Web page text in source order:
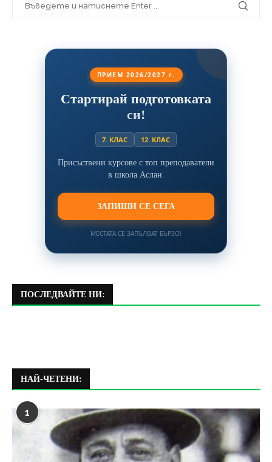
ПРИЕМ 2026/2027 г.
Стартирай подготовката
си!
7. КЛАС 12. КЛАС
Присъствени курсове с топ преподаватели
в школа Аслан.
ЗАПИШИ СЕ СЕГА
МЕСТАТА СЕ ЗАПЪЛВАТ БЪРЗО!
ПОСЛЕДВАЙТЕ НИ:
НАЙ-ЧЕТЕНИ:
1